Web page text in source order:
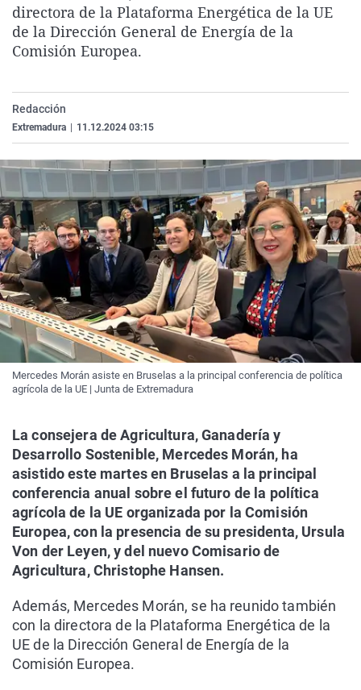
La rosa de los vientos
Gente viajera
Caso
Retornados
Operación Viuda
Extremadura
Galicia
Navarra
Virales
Televisión
directora de la Plataforma Energética de la UE
de la Dirección General de Energía de la
Comisión Europea.
Redacción
Extremadura 11.12.2024 03:15
Mercedes Morán asiste en Bruselas a la principal conferencia de política
agrícola de la UE | Junta de Extremadura
La consejera de Agricultura, Ganadería y
Desarrollo Sostenible, Mercedes Morán, ha
asistido este martes en Bruselas a la principal
conferencia anual sobre el futuro de la política
agrícola de la UE organizada por la Comisión
Europea, con la presencia de su presidenta, Ursula
Von der Leyen, y del nuevo Comisario de
Agricultura, Christophe Hansen.
Además, Mercedes Morán, se ha reunido también
con la directora de la Plataforma Energética de la
UE de la Dirección General de Energía de la
Comisión Europea.